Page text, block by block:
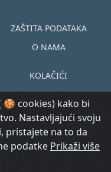
cookies) kako bi
Nastavljajući svoju
pristajete na to da
podatke Prikaži više
ZAŠTITA PODATAKA
O NAMA
KOLAČIĆI
EN HR
Prijavi se